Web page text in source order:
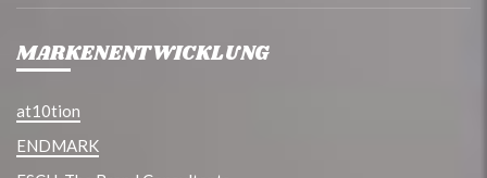
MARKENENTWICKLUNG
at10tion
ENDMARK